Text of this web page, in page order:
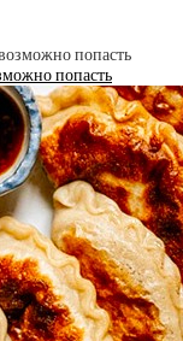
попасть